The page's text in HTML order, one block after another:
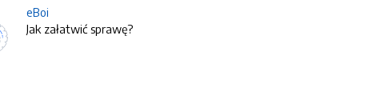
eBoi
Jak załatwić sprawę?